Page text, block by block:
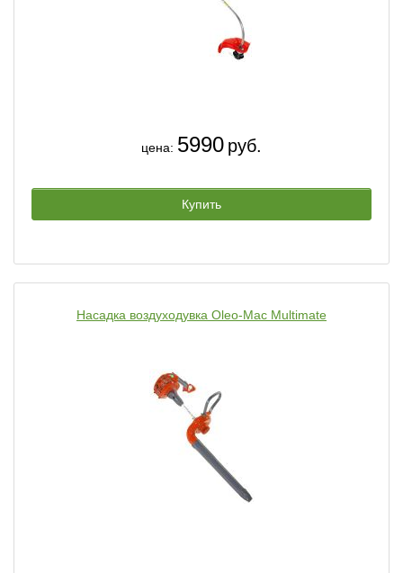
цена: 5990 руб.
Купить
Насадка воздуходувка Oleo-Mac Multimate